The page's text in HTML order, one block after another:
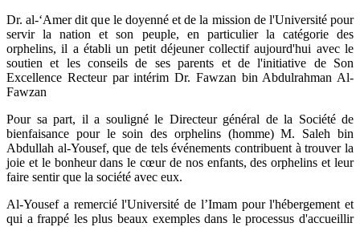
Dr. al-‘Amer dit que le doyenné et de la mission de l'Université pour
servir la nation et son peuple, en particulier la catégorie des
orphelins, il a établi un petit déjeuner collectif aujourd'hui avec le
soutien et les conseils de ses parents et de l'initiative de Son
Excellence Recteur par intérim Dr. Fawzan bin Abdulrahman Al-
Fawzan
Pour sa part, il a souligné le Directeur général de la Société de
bienfaisance pour le soin des orphelins (homme) M. Saleh bin
Abdullah al-Yousef, que de tels événements contribuent à trouver la
joie et le bonheur dans le cœur de nos enfants, des orphelins et leur
faire sentir que la société avec eux.
Al-Yousef a remercié l'Université de l’Imam pour l'hébergement et
qui a frappé les plus beaux exemples dans le processus d'accueillir